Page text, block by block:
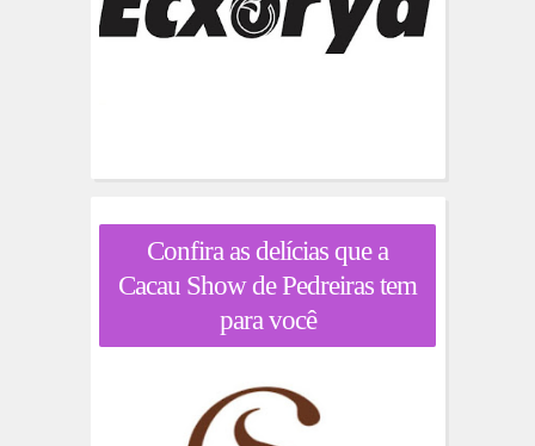
Confira as delícias que a
Cacau Show de Pedreiras tem
para você